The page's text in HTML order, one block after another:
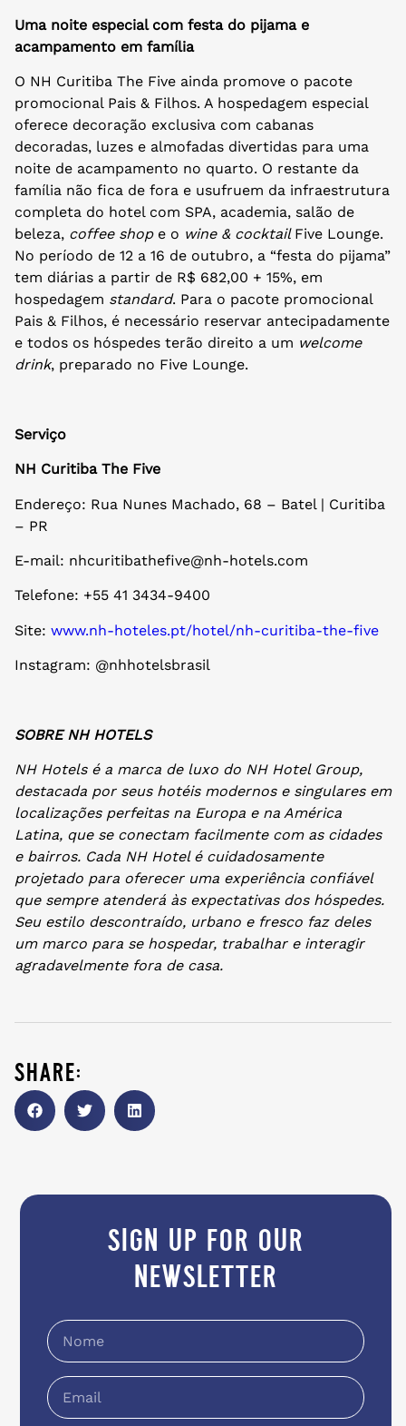
Uma noite especial com festa do pijama e
acampamento em família
O NH Curitiba The Five ainda promove o pacote
promocional Pais & Filhos. A hospedagem especial
oferece decoração exclusiva com cabanas
decoradas, luzes e almofadas divertidas para uma
noite de acampamento no quarto. O restante da
família não fica de fora e usufruem da infraestrutura
completa do hotel com SPA, academia, salão de
beleza, coffee shop e o wine & cocktail Five Lounge.
No período de 12 a 16 de outubro, a “festa do pijama”
tem diárias a partir de R$ 682,00 + 15%, em
hospedagem standard. Para o pacote promocional
Pais & Filhos, é necessário reservar antecipadamente
e todos os hóspedes terão direito a um welcome
drink, preparado no Five Lounge.
Serviço
NH Curitiba The Five
Endereço: Rua Nunes Machado, 68 – Batel | Curitiba
– PR
E-mail: nhcuritibathefive@nh-hotels.com
Telefone: +55 41 3434-9400
Site: www.nh-hoteles.pt/hotel/nh-curitiba-the-five
Instagram: @nhhotelsbrasil
SOBRE NH HOTELS
NH Hotels é a marca de luxo do NH Hotel Group,
destacada por seus hotéis modernos e singulares em
localizações perfeitas na Europa e na América
Latina, que se conectam facilmente com as cidades
e bairros. Cada NH Hotel é cuidadosamente
projetado para oferecer uma experiência confiável
que sempre atenderá às expectativas dos hóspedes.
Seu estilo descontraído, urbano e fresco faz deles
um marco para se hospedar, trabalhar e interagir
agradavelmente fora de casa.
share:
sign up for our
newsletter